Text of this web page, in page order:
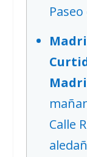
Calle